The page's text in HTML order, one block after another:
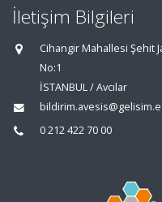
İletişim Bilgileri
Cihangir Mahallesi Şehit
No:1
İSTANBUL / Avcılar
0 212 422 70 00